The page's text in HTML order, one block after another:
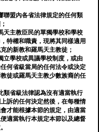
聯盟內各省法律規定的任何類
天主教臣民的單獨學校和學校
特權和職責，現將其同樣適用
的新教和羅馬天主教徒；
立學校或異議學校制度，或由
何省級當局的任何法令或決定
徒或羅馬天主教少數族裔的任
類省級法律認為沒有適當執行
訴的任何決定然後，在每種情
才能根據本節的規定，由適當
適當執行本規定本節以及總督